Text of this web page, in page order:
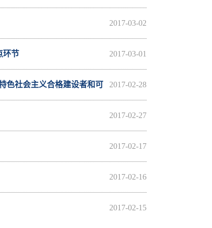
2017-03-02
2017-03-01
环节
2017-02-28
社会主义合格建设者和可
2017-02-27
2017-02-17
2017-02-16
2017-02-15